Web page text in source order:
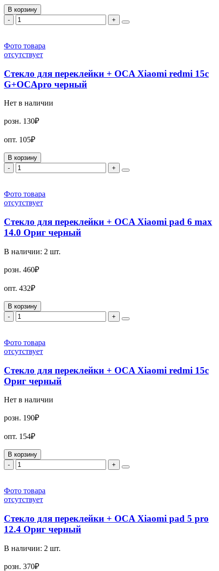
В корзину
-
+
Фото товара
отсутствует
Стекло для переклейки + OCA Xiaomi redmi 15c
G+OCApro черный
Нет в наличии
розн. 130₽
опт. 105₽
В корзину
-
+
Фото товара
отсутствует
Стекло для переклейки + OCA Xiaomi pad 6 max
14.0 Ориг черный
В наличии: 2 шт.
розн. 460₽
опт. 432₽
В корзину
-
+
Фото товара
отсутствует
Стекло для переклейки + OCA Xiaomi redmi 15c
Ориг черный
Нет в наличии
розн. 190₽
опт. 154₽
В корзину
-
+
Фото товара
отсутствует
Стекло для переклейки + OCA Xiaomi pad 5 pro
12.4 Ориг черный
В наличии: 2 шт.
розн. 370₽